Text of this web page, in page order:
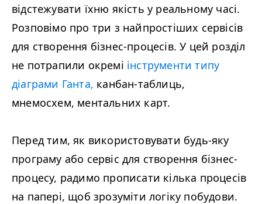
відстежувати їхню якість у реальному часі.
Розповімо про три з найпростіших сервісів
для створення бізнес-процесів. У цей розділ
не потрапили окремі інструменти типу
діаграми Ганта, канбан-таблиць,
мнемосхем, ментальних карт.
Перед тим, як використовувати будь-яку
програму або сервіс для створення бізнес-
процесу, радимо прописати кілька процесів
на папері, щоб зрозуміти логіку побудови.